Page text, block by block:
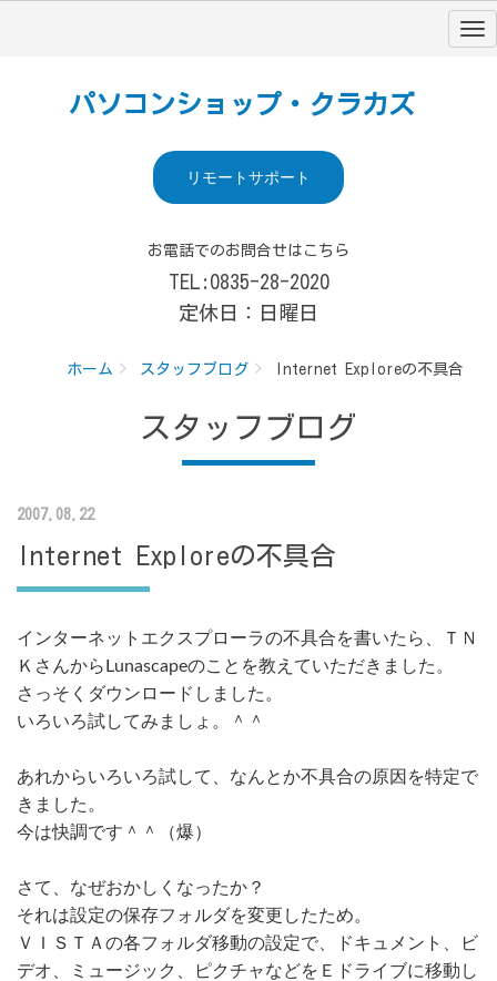
パソコンショップ・クラカズ
リモートサポート
お電話でのお問合せはこちら
TEL:0835-28-2020
定休日：日曜日
ホーム スタッフブログ Internet Exploreの不具合
スタッフブログ
2007.08.22
Internet Exploreの不具合
インターネットエクスプローラの不具合を書いたら、ＴＮ
ＫさんからLunascapeのことを教えていただきました。
さっそくダウンロードしました。
いろいろ試してみましょ。＾＾
あれからいろいろ試して、なんとか不具合の原因を特定で
きました。
今は快調です＾＾（爆）
さて、なぜおかしくなったか？
それは設定の保存フォルダを変更したため。
ＶＩＳＴＡの各フォルダ移動の設定で、ドキュメント、ビ
デオ、ミュージック、ピクチャなどをＥドライブに移動し